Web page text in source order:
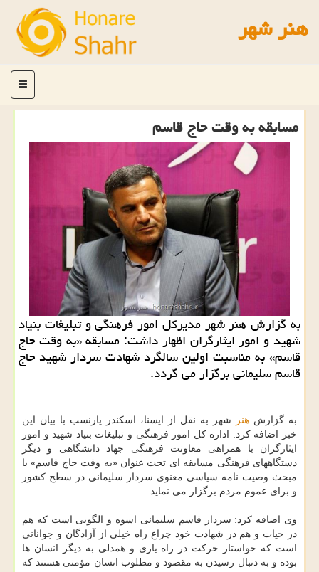
هنر شهر
منو
مسابقه به وقت حاج قاسم
به گزارش هنر شهر مدیرکل امور فرهنگی و تبلیغات بنیاد
شهید و امور ایثارگران اظهار داشت: مسابقه «به وقت حاج
قاسم» به مناسبت اولین سالگرد شهادت سردار شهید حاج
قاسم سلیمانی برگزار می گردد.
به گزارش هنر
شهر به نقل از ایسنا، اسکندر یارنسب با بیان این
خبر اضافه کرد: اداره کل امور فرهنگی و تبلیغات بنیاد شهید و امور
ایثارگران با همراهی معاونت فرهنگی جهاد دانشگاهی و دیگر
دستگاههای فرهنگی مسابقه ای تحت عنوان «به وقت حاج قاسم» با
مبحث وصیت نامه سیاسی معنوی سردار سلیمانی در سطح کشور
و برای عموم مردم برگزار می نماید.
وی اضافه کرد: سردار قاسم سلیمانی اسوه و الگویی است که هم
در حیات و هم در شهادت خود چراغ راه خیلی از آزادگان و جوانانی
است که خواستار حرکت در راه یاری و همدلی به دیگر انسان ها
بوده و به دنبال رسیدن به مقصود و مطلوب انسان مؤمنی هستند که